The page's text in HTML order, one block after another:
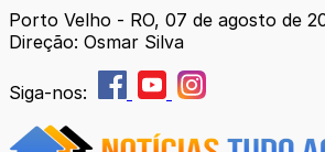
Porto Velho - RO, 07 de agosto de
Direção: Osmar Silva
Siga-nos: